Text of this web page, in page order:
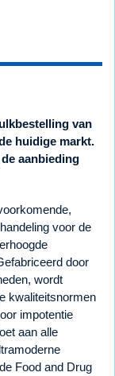
van
huidige markt.
aanbieding
voor de
door
wordt
kwaliteitsnormen
impotentie
aan alle
Food and Drug